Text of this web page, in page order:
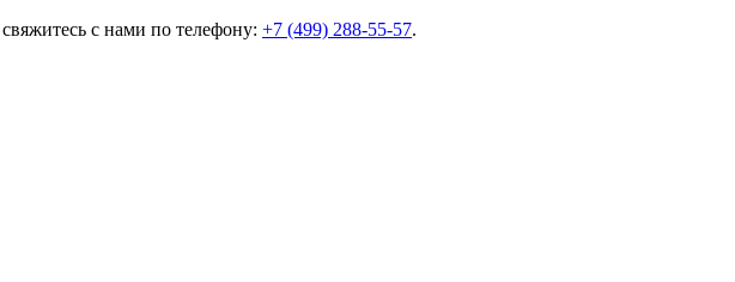
с нами по телефону: +7 (499) 288-55-57.